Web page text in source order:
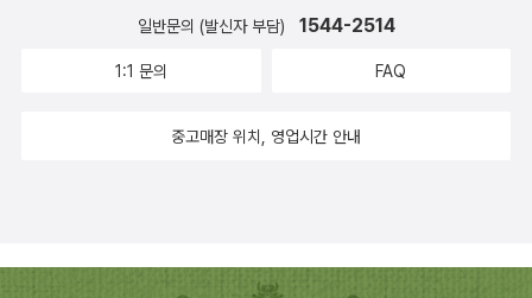
일반문의 (발신자 부담) 1544-2514
1:1 문의 FAQ
중고매장 위치, 영업시간 안내